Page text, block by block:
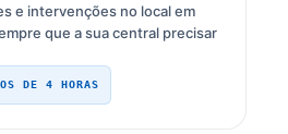
e intervenções no local em
que a sua central precisar
DE 4 HORAS